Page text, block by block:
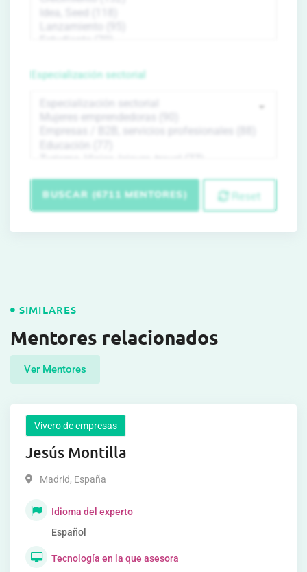
Especialización sectorial
BUSCAR (6711 MENTORES) Reset
SIMILARES
Mentores relacionados
Ver Mentores
Vivero de empresas
Jesús Montilla
Madrid, España
Idioma del experto
Español
Tecnología en la que asesora